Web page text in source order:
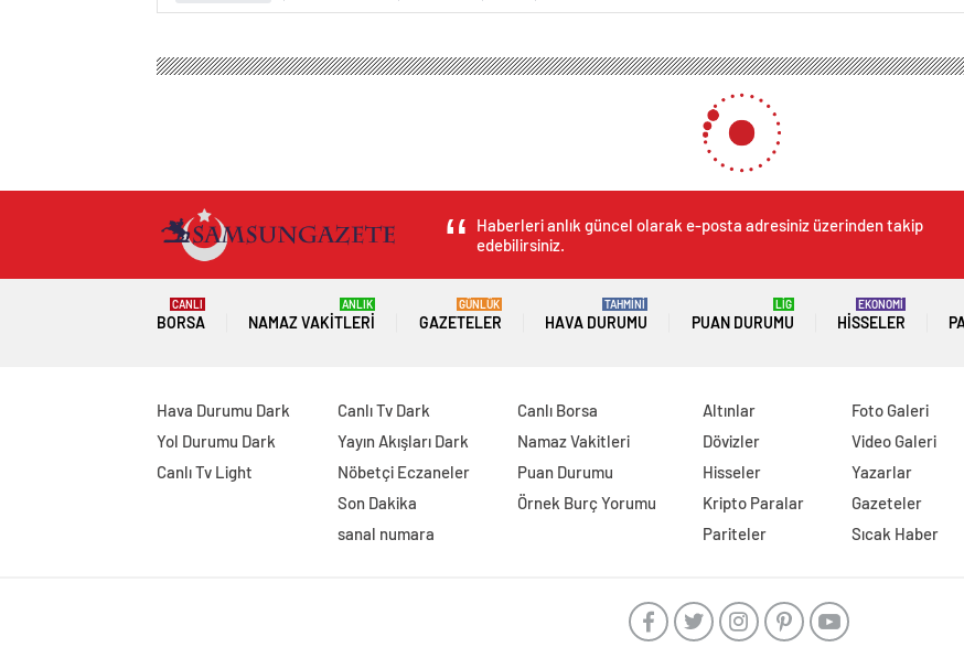
Haberleri anlık güncel olarak e-posta adresiniz üzerinden takip
edebilirsiniz.
BORSA
CANLI
NAMAZ VAKITLERI
ANLIK
GAZETELER
GÜNLÜK
HAVA DURUMU
TAHMİNİ
PUAN DURUMU
LİG
HISSELER
EKONOMİ
Hava Durumu Dark
Yol Durumu Dark
Canlı Tv Light
Canlı Tv Dark
Yayın Akışları Dark
Nöbetçi Eczaneler
Son Dakika
sanal numara
Canlı Borsa
Namaz Vakitleri
Puan Durumu
Örnek Burç Yorumu
Altınlar
Dövizler
Hisseler
Kripto Paralar
Pariteler
Foto Galeri
Video Galeri
Yazarlar
Gazeteler
Sıcak Haber